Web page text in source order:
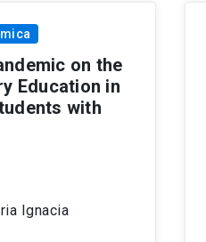
on the
Education in
with
Ignacia